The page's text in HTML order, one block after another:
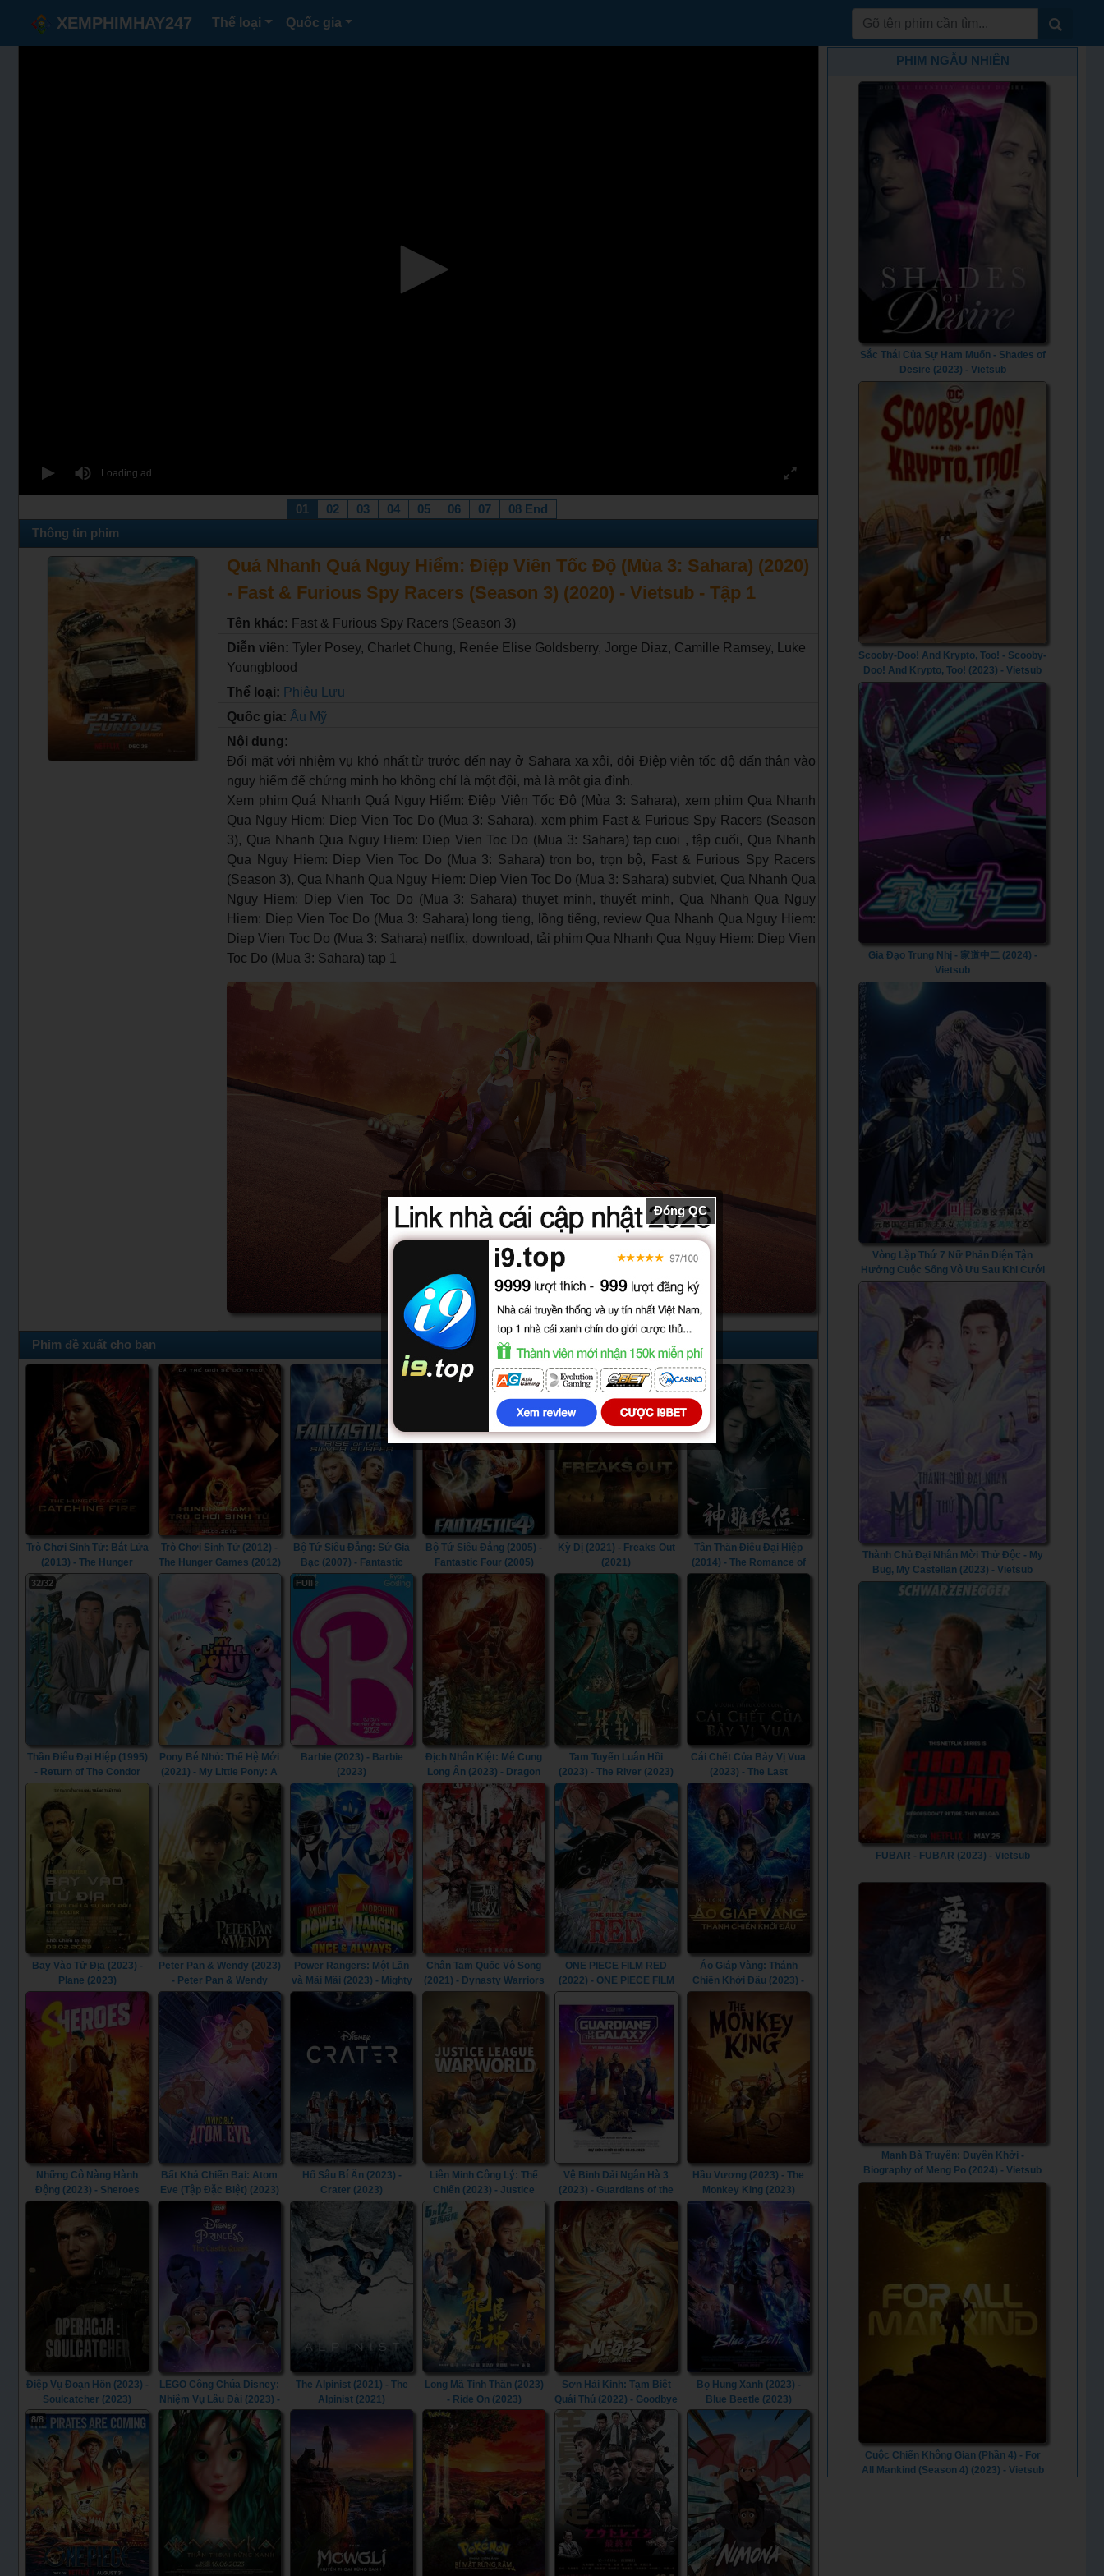
XEMPHIMHAY247 Thể loại Quốc gia
01 02 03 04 05 06 07
08 End
Thông tin phim
Quá Nhanh Quá Nguy Hiểm: Điệp Viên Tốc Độ (Mùa 3: Sahara) (2020)
- Fast & Furious Spy Racers (Season 3) (2020) - Vietsub - Tập 1
Tên khác: Fast & Furious Spy Racers (Season 3)
Diễn viên:Tyler Posey, Charlet Chung, Renée Elise Goldsberry, Jorge Diaz, Camille Ramsey, Luke
Youngblood
Thể loại: Phiêu Lưu
Quốc gia: Âu Mỹ
Nội dung:
Đối mặt với nhiệm vụ khó nhất từ trước đến nay ở Sahara xa xôi, đội Điệp viên tốc độ dấn thân vào
nguy hiểm để chứng minh họ không chỉ là một đội, mà là một gia đình.
Xem phim Quá Nhanh Quá Nguy Hiểm: Điệp Viên Tốc Độ (Mùa 3: Sahara), xem phim Qua Nhanh
Qua Nguy Hiem: Diep Vien Toc Do (Mua 3: Sahara), xem phim Fast & Furious Spy Racers (Season
3), Qua Nhanh Qua Nguy Hiem: Diep Vien Toc Do (Mua 3: Sahara) tap cuoi , tập cuối, Qua Nhanh
Qua Nguy Hiem: Diep Vien Toc Do (Mua 3: Sahara) tron bo, trọn bộ, Fast & Furious Spy Racers
(Season 3), Qua Nhanh Qua Nguy Hiem: Diep Vien Toc Do (Mua 3: Sahara) subviet, Qua Nhanh Qua
Nguy Hiem: Diep Vien Toc Do (Mua 3: Sahara) thuyet minh, thuyết minh, Qua Nhanh Qua Nguy
Hiem: Diep Vien Toc Do (Mua 3: Sahara) long tieng, lồng tiếng, review Qua Nhanh Qua Nguy Hiem:
Diep Vien Toc Do (Mua 3: Sahara) netflix, download, tải phim Qua Nhanh Qua Nguy Hiem: Diep Vien
Toc Do (Mua 3: Sahara) tap 1
Phim đề xuất cho bạn
Trò Chơi Sinh Tử: Bắt Lửa
(2013) - The Hunger
Games: Catching Fire
(2013)
Trò Chơi Sinh Tử (2012) -
The Hunger Games (2012)
Bộ Tứ Siêu Đẳng: Sứ Giả
Bạc (2007) - Fantastic
Four: Rise of the Silver
Surfer (2007)
Bộ Tứ Siêu Đẳng (2005) -
Fantastic Four (2005)
Kỳ Dị (2021) - Freaks Out
(2021)
52/52
Tân Thần Điêu Đại Hiệp
(2014) - The Romance of
the Condor Heroes (2014)
32/32
Thần Điêu Đại Hiệp (1995)
- Return of The Condor
Heroes (1995)
Pony Bé Nhỏ: Thế Hệ Mới
(2021) - My Little Pony: A
New Generation (2021)
FUll
Barbie (2023) - Barbie
(2023)
Địch Nhân Kiệt: Mê Cung
Long Ẩn (2023) - Dragon
Hidden In A Mysterious
Hole (2023)
Tam Tuyến Luân Hồi
(2023) - The River (2023)
Cái Chết Của Bảy Vị Vua
(2023) - The Last
Kingdom: Seven Kings
Must Die (2023)
Bay Vào Tử Địa (2023) -
Plane (2023)
Peter Pan & Wendy (2023)
- Peter Pan & Wendy
Power Rangers: Một Lần
và Mãi Mãi (2023) - Mighty
Morphin Power Rangers:
Chân Tam Quốc Vô Song
(2021) - Dynasty Warriors
ONE PIECE FILM RED
(2022) - ONE PIECE FILM
RED (2022)
Áo Giáp Vàng: Thánh
Chiến Khởi Đầu (2023) -
(2023)
Những Cô Nàng Hành
Động (2023) - Sheroes
(2023)
Bất Khả Chiến Bại: Atom
Eve (Tập Đặc Biệt) (2023)
- Invincible: Atom Eve
(2023)
Hố Sâu Bí Ẩn (2023) -
Crater (2023)
Liên Minh Công Lý: Thế
Chiến (2023) - Justice
League: Warworld (2023)
Vệ Binh Dải Ngân Hà 3
(2023) - Guardians of the
Hầu Vương (2023) - The
Monkey King (2023)
Điệp Vụ Đoạn Hồn (2023) -
Soulcatcher (2023)
LEGO Công Chúa Disney:
Nhiệm Vụ Lâu Đài (2023) -
LEGO Disney Princess:
The Castle Quest (2023)
The Alpinist (2021) - The
Alpinist (2021)
Long Mã Tinh Thần (2023)
- Ride On (2023)
Sơn Hải Kinh: Tạm Biệt
Quái Thú (2022) - Goodbye
Monster (2022)
Bọ Hung Xanh (2023) -
Blue Beetle (2023)
8/8
PHIM NGẪU NHIÊN
Sắc Thái Của Sự Ham Muốn - Shades of
Desire (2023) - Vietsub
Scooby-Doo! And Krypto, Too! - Scooby-
Doo! And Krypto, Too! (2023) - Vietsub
Gia Đạo Trung Nhị - 家道中二 (2024) -
Vietsub
Vòng Lặp Thứ 7 Nữ Phản Diện Tận
Hưởng Cuộc Sống Vô Ưu Sau Khi Cưới
Kẻ Thù Truyền Kiếp - 7th Time Loop The
Villainess Enjoys A Carefree Life
Married To Her Worst Enemy! (2024) -
Vietsub
Thành Chủ Đại Nhân Mời Thử Độc - My
Bug, My Castellan (2023) - Vietsub
FUBAR - FUBAR (2023) - Vietsub
Mạnh Bà Truyện: Duyên Khởi -
Biography of Meng Po (2024) - Vietsub
Cuộc Chiến Không Gian (Phần 4) - For
All Mankind (Season 4) (2023) - Vietsub
Đóng QC